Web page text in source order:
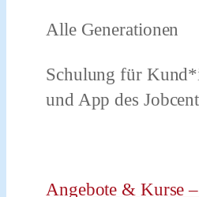
Alle
Schulung für
und App des
Angebote & Kurse